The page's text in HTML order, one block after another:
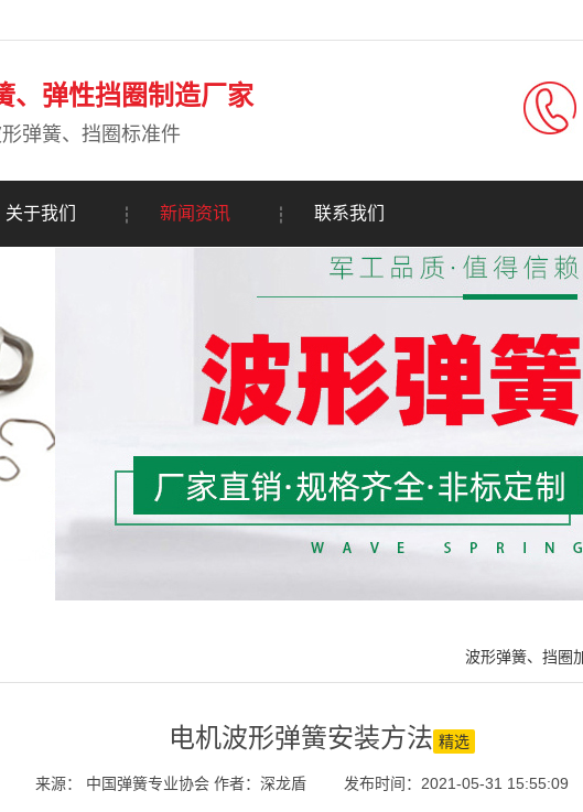
、弹性挡圈制造厂家
弹簧、挡圈标准件
关于我们 新闻资讯 联系我们
波形弹簧、挡圈
电机波形弹簧安装方法 精选
来源： 中国弹簧专业协会 作者：深龙盾 发布时间：2021-05-31 15:55:09